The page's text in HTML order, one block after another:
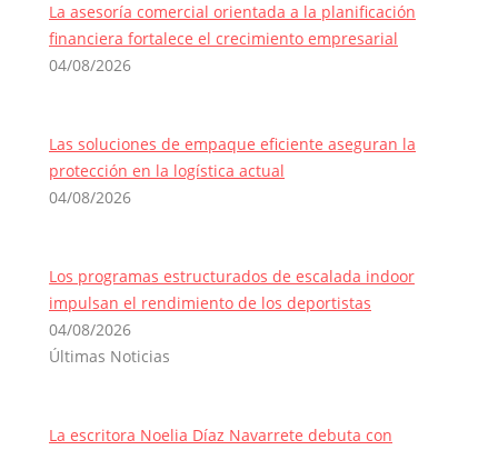
La asesoría comercial orientada a la planificación
financiera fortalece el crecimiento empresarial
04/08/2026
Las soluciones de empaque eficiente aseguran la
protección en la logística actual
04/08/2026
Los programas estructurados de escalada indoor
impulsan el rendimiento de los deportistas
04/08/2026
Últimas Noticias
La escritora Noelia Díaz Navarrete debuta con